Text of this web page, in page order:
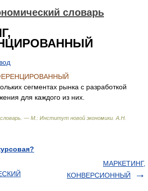
словарь
сегментах рынка с разработкой
для каждого из них.
словарь. — М.: Институт новой экономики А.Н.
МАРКЕТИНГ,
КОНВЕРСИОННЫЙ